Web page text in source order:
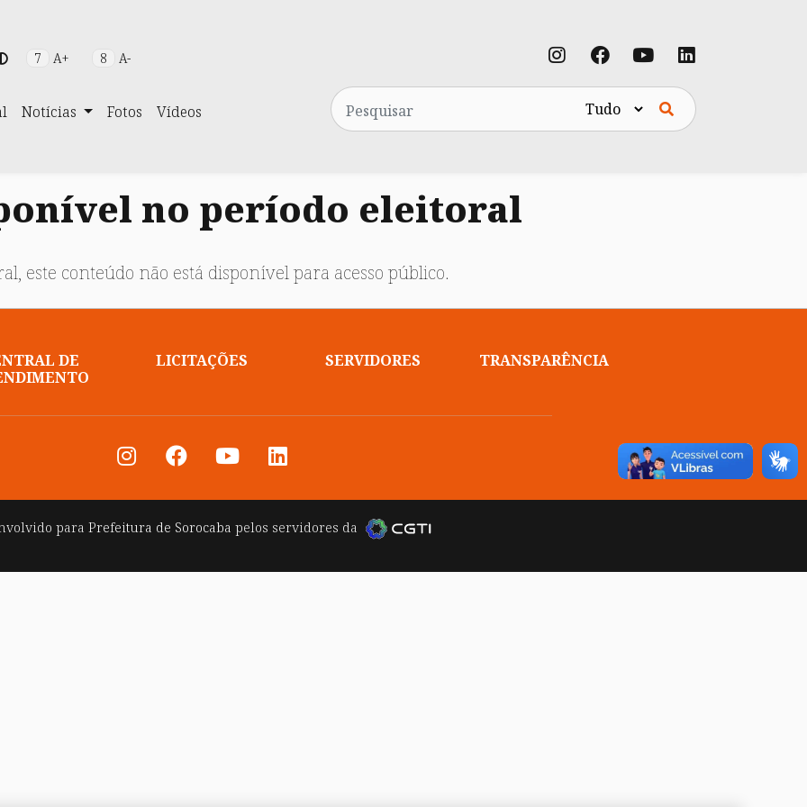
7 A+ 8 A-
Notícias Fotos Vídeos
Pesquisa
no período eleitoral
este conteúdo não está disponível para acesso público.
DE
LICITAÇÕES SERVIDORES TRANSPARÊNCIA
paraPrefeitura de Sorocaba pelos servidores da